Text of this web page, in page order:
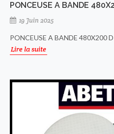
PONCEUSE A BANDE
19 Juin 2025
PONCEUSE A BANDE 480X200
Lire la suite